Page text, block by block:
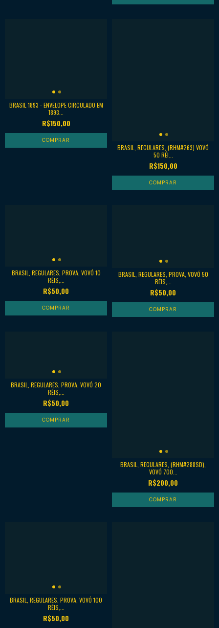
BRASIL 1893 - ENVELOPE CIRCULADO EM
1893...
R$150,00
BRASIL, REGULARES, (RHM#263) VOVÓ
50 RÉI...
R$150,00
BRASIL, REGULARES, PROVA, VOVÓ 10
RÉIS,...
R$50,00
BRASIL, REGULARES, PROVA, VOVÓ 50
RÉIS,...
R$50,00
BRASIL, REGULARES, PROVA, VOVÓ 20
RÉIS,...
R$50,00
BRASIL, REGULARES, (RHM#288SD),
VOVÓ 700...
R$200,00
BRASIL, REGULARES, PROVA, VOVÓ 100
RÉIS,...
R$50,00